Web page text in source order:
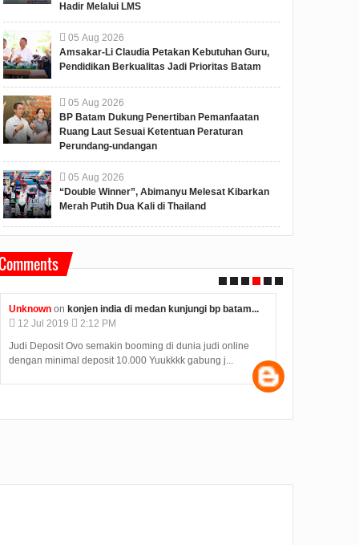
Hadir Melalui LMS
05 Aug 2026
Amsakar-Li Claudia Petakan Kebutuhan Guru,
Pendidikan Berkualitas Jadi Prioritas Batam
05 Aug 2026
BP Batam Dukung Penertiban Pemanfaatan
Ruang Laut Sesuai Ketentuan Peraturan
Perundang-undangan
05 Aug 2026
“Double Winner”, Abimanyu Melesat Kibarkan
Merah Putih Dua Kali di Thailand
Unknown on konjen india di medan kunjungi bp batam...
12 Jul 2019
2:12 PM
Judi Deposit Ovo semakin booming di dunia judi online
dengan minimal deposit 10.000 Yuukkkk gabung j...